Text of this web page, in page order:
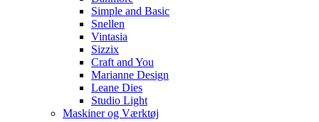
Simple and Basic
Snellen
Vintasia
Sizzix
Craft and You
Marianne Design
Leane Dies
Studio Light
Maskiner og Værktøj